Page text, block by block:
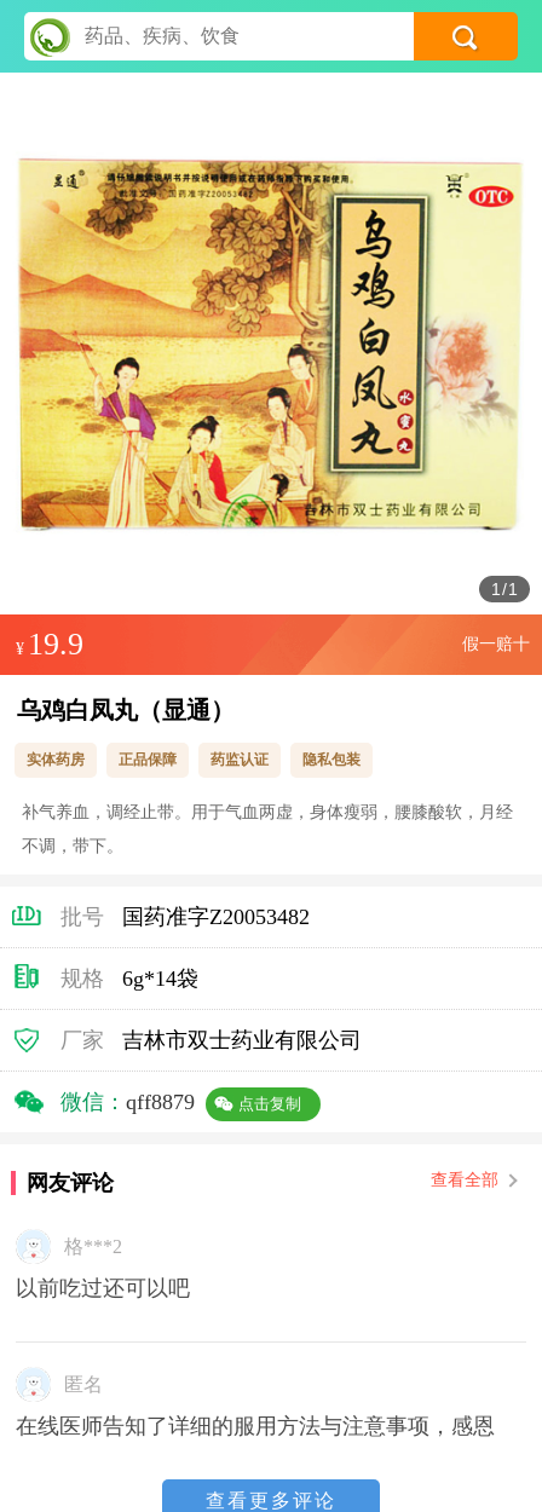
1 /1
¥ 19.9 假一赔十
乌鸡白凤丸（显通）
实体药房 正品保障 药监认证 隐私包装
补气养血，调经止带。用于气血两虚，身体瘦弱，腰膝酸软，月经
不调，带下。
批号 国药准字Z20053482
规格 6g*14袋
厂家 吉林市双士药业有限公司
微信： qff8879 点击复制
网友评论 查看全部
格***2
以前吃过还可以吧
匿名
在线医师告知了详细的服用方法与注意事项，感恩
查看更多评论